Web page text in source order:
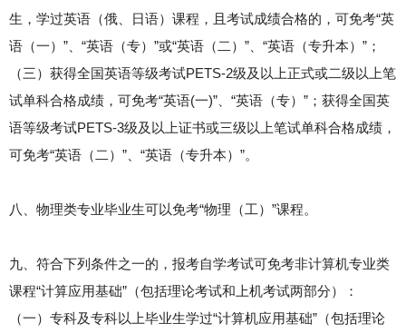
生，学过英语（俄、日语）课程，且考试成绩合格的，可免考“英
语（一）”、“英语（专）”或“英语（二）”、“英语（专升本）”；
（三）获得全国英语等级考试PETS-2级及以上正式或二级以上笔
试单科合格成绩，可免考“英语(一)”、“英语（专）”；获得全国英
语等级考试PETS-3级及以上证书或三级以上笔试单科合格成绩，
可免考“英语（二）”、“英语（专升本）”。
八、物理类专业毕业生可以免考“物理（工）”课程。
九、符合下列条件之一的，报考自学考试可免考非计算机专业类
课程“计算应用基础”（包括理论考试和上机考试两部分）：
（一）专科及专科以上毕业生学过“计算机应用基础”（包括理论